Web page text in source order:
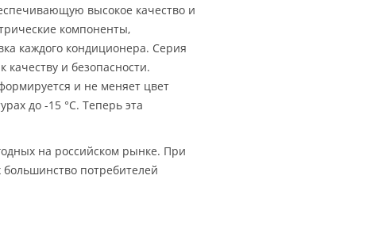
высокое качество и
компоненты,
каждого кондиционера. Серия
и безопасности.
и не меняет цвет
до -15 °С. Теперь эта
на российском рынке. При
потребителей